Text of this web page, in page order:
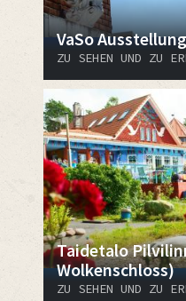
VaSo
ZU SEHEN UND ZU
Taidetalo
Wolkenschloss)
ZU SEHEN UND ZU